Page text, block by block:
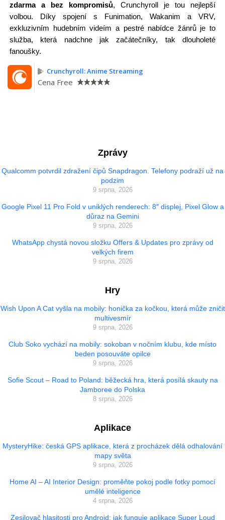
zdarma a bez kompromisů, Crunchyroll je tou nejlepší
volbou. Díky spojení s Funimation, Wakanim a VRV,
exkluzivním hudebním videím a pestré nabídce žánrů je to
služba, která nadchne jak začátečníky, tak dlouholeté
fanoušky.
Crunchyroll: Anime Streaming
Cena Free
Zprávy
Qualcomm potvrdil zdražení čipů Snapdragon. Telefony podraží už na
podzim
9 srpna, 2026
Google Pixel 11 Pro Fold v uniklých renderech: 8″ displej, Pixel Glow a
důraz na Gemini
9 srpna, 2026
WhatsApp chystá novou složku Offers & Updates pro zprávy od
velkých firem
9 srpna, 2026
Hry
Wish Upon A Cat vyšla na mobily: honička za kočkou, která může zničit
multivesmír
9 srpna, 2026
Club Soko vychází na mobily: sokoban v nočním klubu, kde místo
beden posouváte opilce
9 srpna, 2026
Sofie Scout – Road to Poland: běžecká hra, která posílá skauty na
Jamboree do Polska
8 srpna, 2026
Aplikace
MysteryHike: česká GPS aplikace, která z procházek dělá odhalování
mapy světa
9 srpna, 2026
Home AI – AI Interior Design: proměňte pokoj podle fotky pomocí
umělé inteligence
4 srpna, 2026
Zesilovač hlasitosti pro Android: jak funguje aplikace Super Loud